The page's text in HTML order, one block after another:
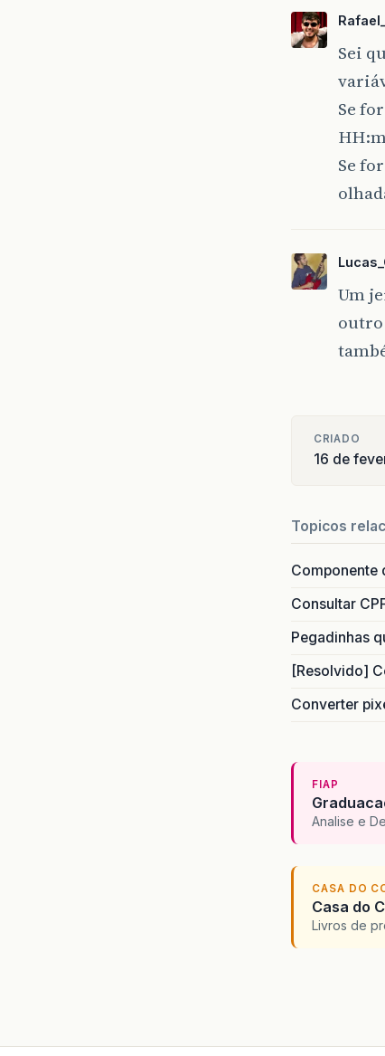
Sei
Se
Se
Um
CRIADO
16 de
Topicos
Componente
Consultar
Pegadinhas
[Resolvido]
Converter
FIAP
Analise e
CASA DO
Casa do
Livros de